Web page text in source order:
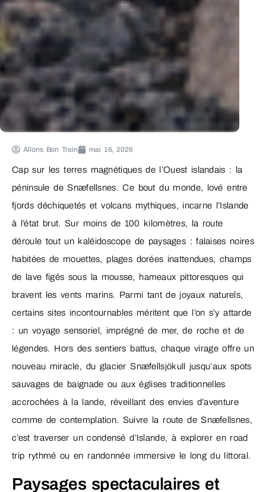
Allons Bon Train mai 16, 2026
Cap sur les terres magnétiques de l’Ouest islandais : la
péninsule de Snæfellsnes. Ce bout du monde, lové entre
fjords déchiquetés et volcans mythiques, incarne l’Islande
à l’état brut. Sur moins de 100 kilomètres, la route
déroule tout un kaléidoscope de paysages : falaises noires
habitées de mouettes, plages dorées inattendues, champs
de lave figés sous la mousse, hameaux pittoresques qui
bravent les vents marins. Parmi tant de joyaux naturels,
certains sites incontournables méritent que l’on s’y attarde
: un voyage sensoriel, imprégné de mer, de roche et de
légendes. Hors des sentiers battus, chaque virage offre un
nouveau miracle, du glacier Snæfellsjökull jusqu’aux spots
sauvages de baignade ou aux églises traditionnelles
accrochées à la lande, réveillant des envies d’aventure
comme de contemplation. Suivre la route de Snæfellsnes,
c’est traverser un condensé d’Islande, à explorer en road
trip rythmé ou en randonnée immersive le long du littoral.
Paysages spectaculaires et